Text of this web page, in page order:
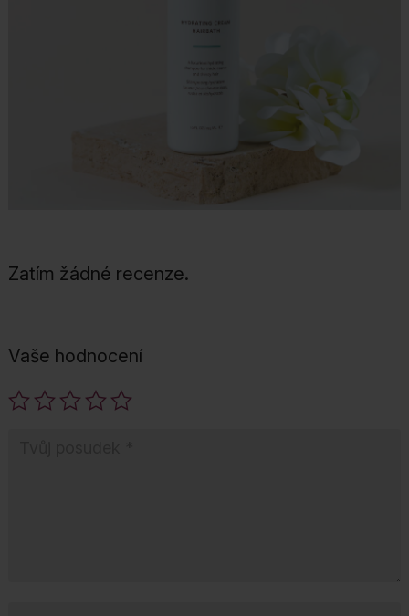
Zatím žádné recenze.
Vaše hodnocení